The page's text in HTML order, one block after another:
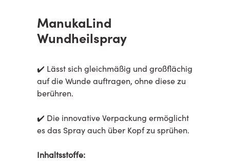
ManukaLind
Wundheilspray
✔️ Lässt sich gleichmäßig und großflächig
auf die Wunde auftragen, ohne diese zu
berühren.
✔️ Die innovative Verpackung ermöglicht
es das Spray auch über Kopf zu sprühen.
Inhaltsstoffe: